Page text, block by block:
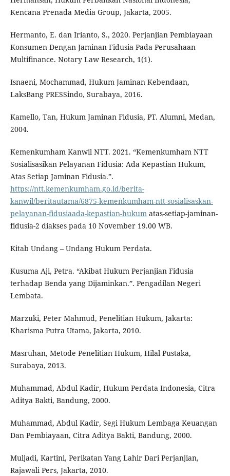
Kencana Prenada Media Group, Jakarta, 2005.
Hermanto, E. dan Irianto, S., 2020. Perjanjian Pembiayaan
Konsumen Dengan Jaminan Fidusia Pada Perusahaan
Multifinance. Notary Law Research, 1(1).
Isnaeni, Mochammad, Hukum Jaminan Kebendaan,
LaksBang PRESSindo, Surabaya, 2016.
Kamello, Tan, Hukum Jaminan Fidusia, PT. Alumni, Medan,
2004.
Kemenkumham Kanwil NTT. 2021. “Kemenkumham NTT
Sosialisasikan Pelayanan Fidusia: Ada Kepastian Hukum,
Atas Setiap Jaminan Fidusia.”.
https://ntt.kemenkumham.go.id/berita-
kanwil/beritautama/6875-kemenkumham-ntt-sosialisaskan-
pelayanan-fidusiaada-kepastian-hukumatas-setiap-jaminan-
fidusia-2 diakses pada 10 November 19.00 WB.
Kitab Undang – Undang Hukum Perdata.
Kusuma Aji, Petra. “Akibat Hukum Perjanjian Fidusia
terhadap Benda yang Dijaminkan.”. Pengadilan Negeri
Lembata.
Marzuki, Peter Mahmud, Penelitian Hukum, Jakarta:
Kharisma Putra Utama, Jakarta, 2010.
Masruhan, Metode Penelitian Hukum, Hilal Pustaka,
Surabaya, 2013.
Muhammad, Abdul Kadir, Hukum Perdata Indonesia, Citra
Aditya Bakti, Bandung, 2000.
Muhammad, Abdul Kadir, Segi Hukum Lembaga Keuangan
Dan Pembiayaan, Citra Aditya Bakti, Bandung, 2000.
Muljadi, Kartini, Perikatan Yang Lahir Dari Perjanjian,
Rajawali Pers, Jakarta, 2010.